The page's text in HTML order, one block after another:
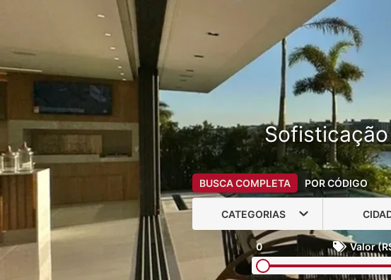
BUSCA COMPLETA POR CÓDIGO
CATEGORIAS
0 Valor